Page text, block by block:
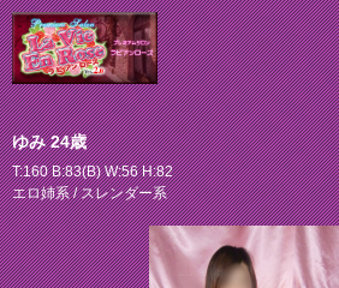
ゆみ 24歳
T:160 B:83(B) W:56 H:82
エロ姉系 / スレンダー系